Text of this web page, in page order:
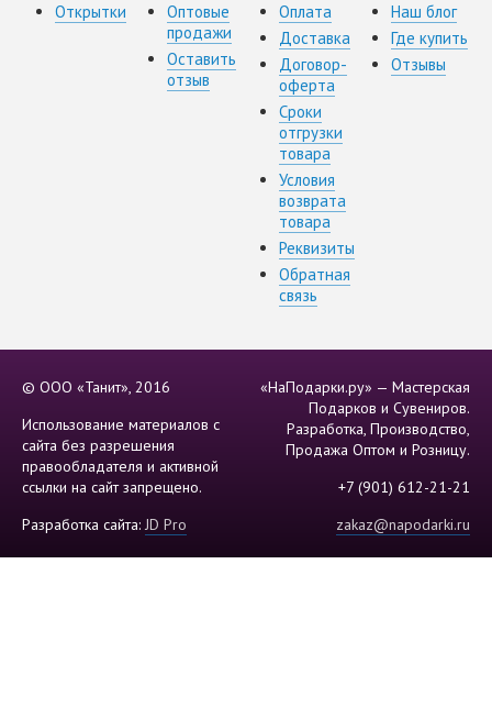
Открытки
Оптовые
продажи
Оставить
отзыв
Оплата
Доставка
Договор-
оферта
Сроки
отгрузки
товара
Условия
возврата
товара
Реквизиты
Обратная
связь
Наш блог
Где купить
Отзывы
© ООО «Танит», 2016
Использование материалов с
сайта без разрешения
правообладателя и активной
ссылки на сайт запрещено.
Разработка сайта: JD Pro
«НаПодарки.ру» — Мастерская
Подарков и Сувениров.
Разработка, Производство,
Продажа Оптом и Розницу.
+7 (901) 612-21-21
zakaz@napodarki.ru